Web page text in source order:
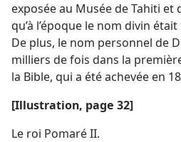
exposée au Musée de Tahiti et
qu’à l’époque le nom divin
De plus, le nom personnel de
milliers de fois dans la
la Bible, qui a été achevée en
[Illustration, page 32]
Le roi Pomaré II.